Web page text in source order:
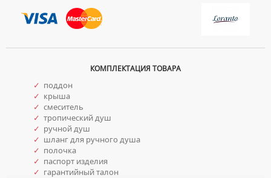
КОМПЛЕКТАЦИЯ ТОВАРА
✓ поддон
✓ крыша
✓ смеситель
✓ тропический душ
✓ ручной душ
✓ шланг для ручного душа
✓ полочка
✓ паспорт изделия
✓ гарантийный талон